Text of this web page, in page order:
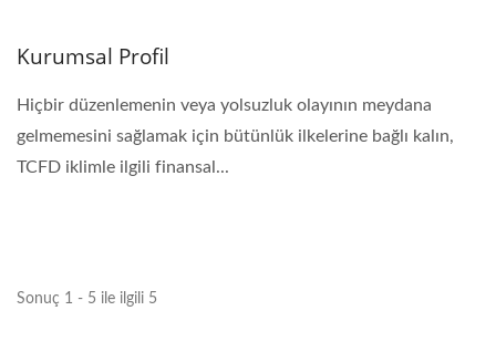
Kurumsal Profil
Hiçbir düzenlemenin veya yolsuzluk olayının meydana
gelmemesini sağlamak için bütünlük ilkelerine bağlı kalın,
TCFD iklimle ilgili finansal...
Sonuç 1 - 5 ile ilgili 5